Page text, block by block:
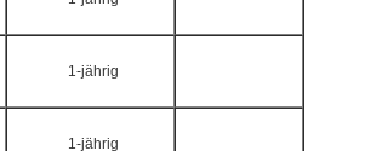
1-jährig
1-jährig